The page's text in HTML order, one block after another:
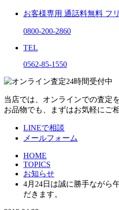
お客様専用 通話料無料 フ
0800-200-2860
TEL
0562-85-1550
当店では、オンラインでの査定
お品物でも、まずはお気軽にご
LINEで相談
メールフォーム
HOME
TOPICS
お知らせ
4月24日は誠に勝手ながら
だきます。